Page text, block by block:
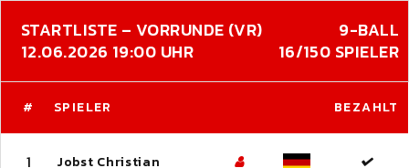
STARTLISTE – VORRUNDE (VR)
9-BALL
12.06.2026 19:00 UHR
16/150 SPIELER
# SPIELER BEZAHLT
1 Jobst Christian